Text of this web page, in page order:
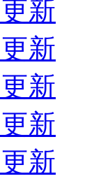
新
新
新
新
新